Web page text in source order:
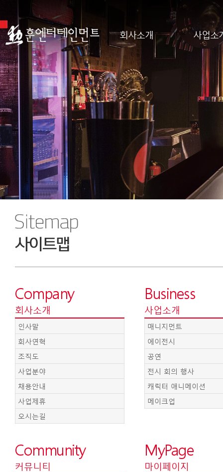
회사소개 사업소
Company
회사소개
인사말
회사연혁
조직도
사업분야
채용안내
사업제휴
오시는길
Business
사업소개
매니지먼트
에이전시
공연
전시 회의 행사
캐릭터 애니메이션
메이크업
Community
커뮤니티
MyPage
마이페이지